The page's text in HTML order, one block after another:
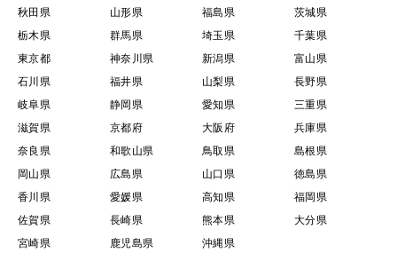
秋田県
山形県 福島県
茨城県
栃木県
群馬県 埼玉県
千葉県
東京都
神奈川県 新潟県
富山県
石川県
福井県 山梨県
長野県
岐阜県
静岡県 愛知県
三重県
滋賀県
京都府 大阪府
兵庫県
奈良県
和歌山県 鳥取県
島根県
岡山県
広島県 山口県
徳島県
香川県
愛媛県 高知県
福岡県
佐賀県
長崎県 熊本県
大分県
宮崎県
鹿児島県 沖縄県